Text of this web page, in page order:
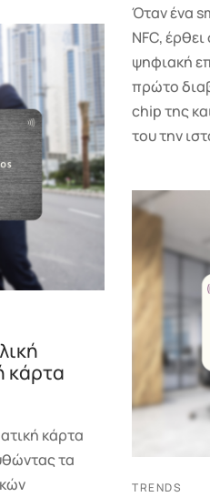
Όταν ένα
NFC,
ψηφιακή
πρώτο
chip της
του την
κάρτα
κάρτα
τα
TRENDS